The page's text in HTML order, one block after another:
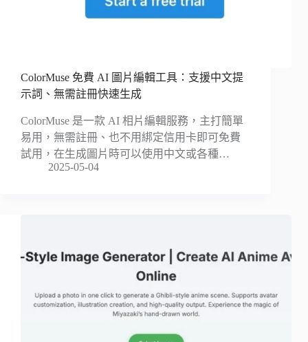
ColorMuse 免費 AI 圖片編輯工具：支援中文提
示詞、無需註冊快速生成
ColorMuse 是一款 AI 相片編輯服務，主打簡單
易用，無需註冊、也不用綁定信用卡即可免費
試用，在生成圖片時可以使用中文或各種…
2025-05-04